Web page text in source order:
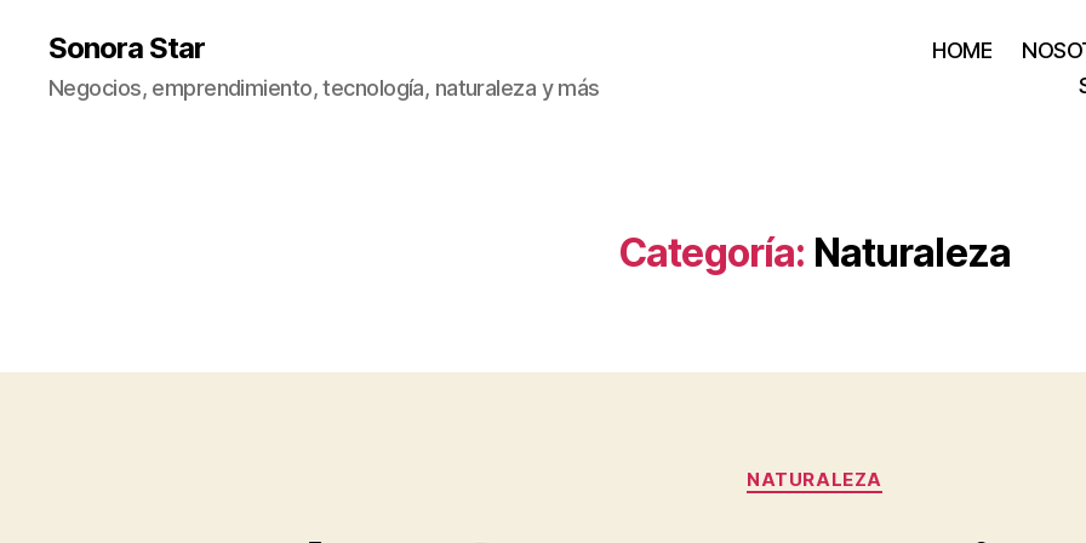
Sonora Star
Negocios, emprendimiento, tecnología, naturaleza y más
HOME
Categoría: Naturaleza
Categorías
NATURALEZA